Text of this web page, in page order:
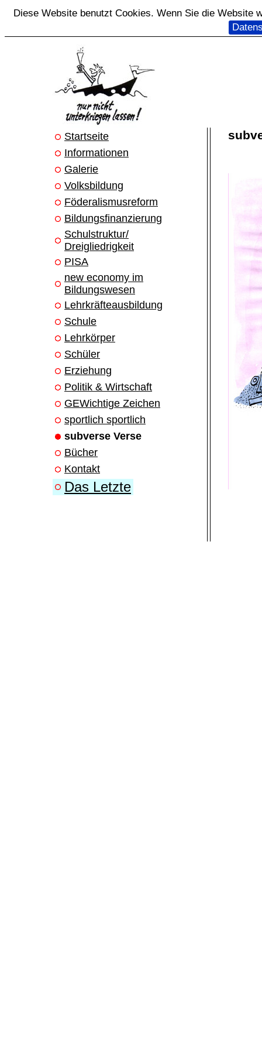
Diese Website benutzt Cookies. Wenn Sie die Website
Startseite
Informationen
Galerie
Volksbildung
Föderalismusreform
Bildungsfinanzierung
Schulstruktur/
Dreigliedrigkeit
PISA
new economy im
Bildungswesen
Lehrkräfteausbildung
Schule
Lehrkörper
Schüler
Erziehung
Politik & Wirtschaft
GEWichtige Zeichen
sportlich sportlich
subverse Verse
Bücher
Kontakt
Das Letzte